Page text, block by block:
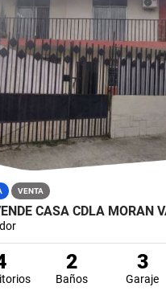
VENTA
2
Baños
3
Garaje